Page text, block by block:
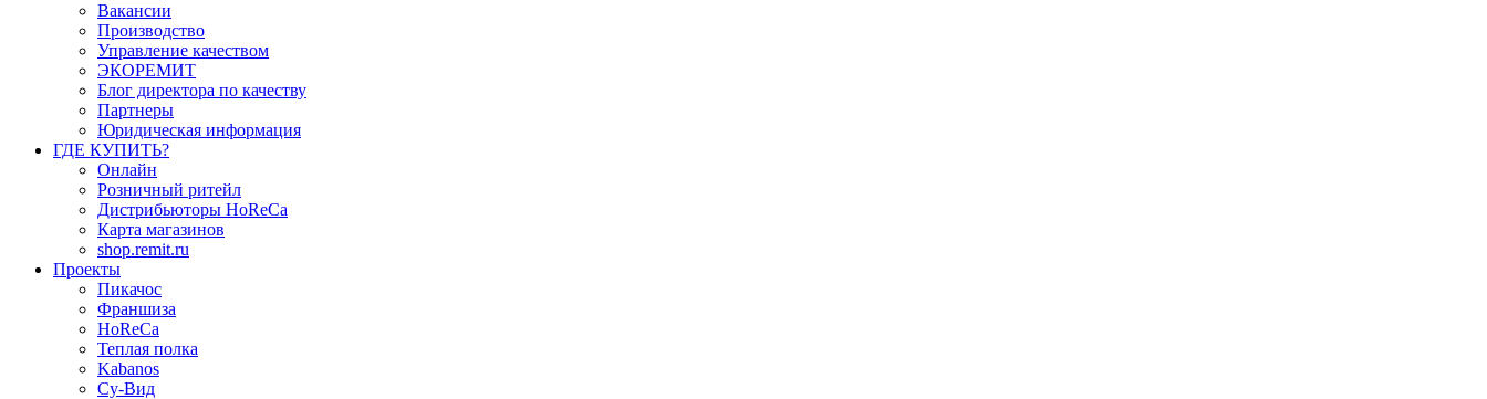
Вакансии
Производство
Управление качеством
ЭКОРЕМИТ
Блог директора по качеству
Партнеры
Юридическая информация
ГДЕ КУПИТЬ?
Онлайн
Розничный ритейл
Дистрибьюторы HoReCa
Карта магазинов
shop.remit.ru
Проекты
Пикачос
Франшиза
HoReCa
Теплая полка
Kabanos
Су-Вид